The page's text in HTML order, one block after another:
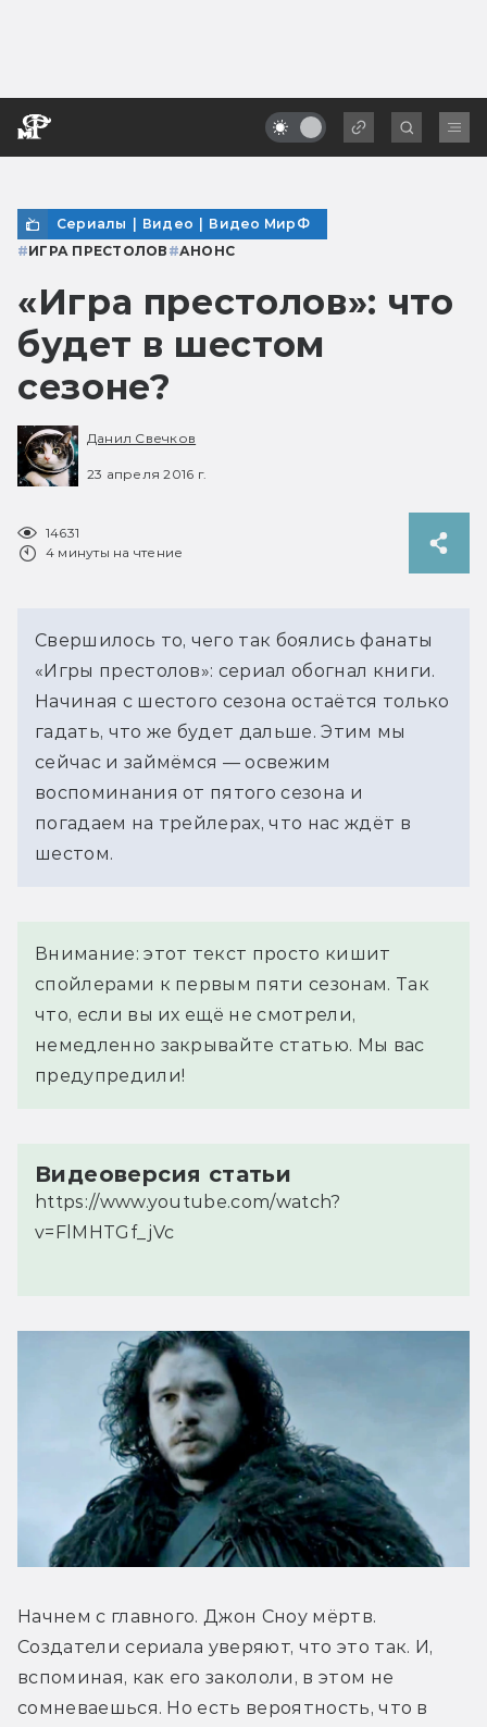
Сериалы | Видео | Видео МирФ
#ИГРА ПРЕСТОЛОВ #АНОНС
«Игра престолов»: что
будет в шестом
сезоне?
Данил Свечков
23 апреля 2016 г.
14631
4 минуты на чтение
Свершилось то, чего так боялись фанаты
«Игры престолов»: сериал обогнал книги.
Начиная с шестого сезона остаётся только
гадать, что же будет дальше. Этим мы
сейчас и займёмся — освежим
воспоминания от пятого сезона и
погадаем на трейлерах, что нас ждёт в
шестом.
Внимание: этот текст просто кишит
спойлерами к первым пяти сезонам. Так
что, если вы их ещё не смотрели,
немедленно закрывайте статью. Мы вас
предупредили!
Видеоверсия статьи
https://www.youtube.com/watch?
v=FlMHTGf_jVc
Начнем с главного. Джон Сноу мёртв.
Создатели сериала уверяют, что это так. И,
вспоминая, как его закололи, в этом не
сомневаешься. Но есть вероятность, что в